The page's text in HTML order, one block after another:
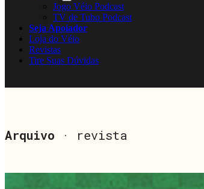
Jogo Véio Podcast
TV de Tubo Podcast
Seja Apoiador
Loja do Véio
Revistas
Tire Suas Dúvidas
Arquivo · revista